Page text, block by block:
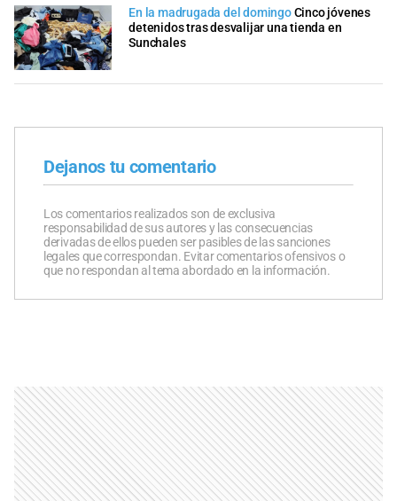
En la madrugada del domingoCinco jóvenes
detenidos tras desvalijar una tienda en
Sunchales
Dejanos tu comentario
Los comentarios realizados son de exclusiva
responsabilidad de sus autores y las consecuencias
derivadas de ellos pueden ser pasibles de las sanciones
legales que correspondan. Evitar comentarios ofensivos o
que no respondan al tema abordado en la información.